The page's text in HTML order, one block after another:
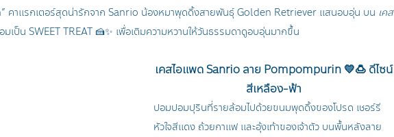
คาแรกเตอร์สุดน่ารักจาก Sanrio น้องหมาพุดดิ้งสายพันธุ์ Golden Retriever แสนอบอุ่น บน เคส
ป็น SWEET TREAT 🍰✨ เพื่อเติมความหวานให้วันธรรมดาดูอบอุ่นมากขึ้น
เคสไอแพด Sanrio ลาย Pompompurin 💛🍮 ดีไซน์
สีเหลือง-ฟ้า
ปอมปอมปุรินที่รายล้อมไปด้วยขนมพุดดิ้งของโปรด เชอร์รี
หัวใจสีแดง ถ้วยกาแฟ และอุ้งเท้าของเจ้าตัว บนพื้นหลังลาย